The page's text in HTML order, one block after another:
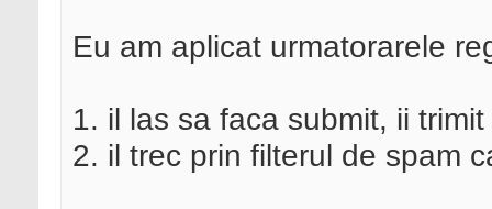
Eu am aplicat urmatorarele
1. il las sa faca submit, ii
2. il trec prin filterul de spam